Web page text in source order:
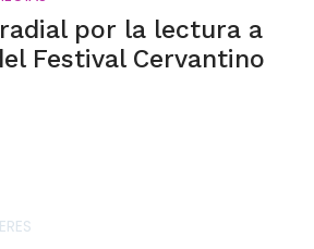
por la lectura a
Festival Cervantino